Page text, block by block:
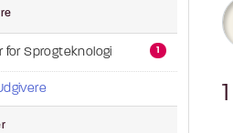
for Sprogteknologi 1